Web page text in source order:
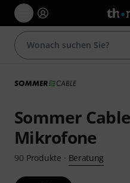
Sommer
Mikrofone
90 Produkte · Beratung